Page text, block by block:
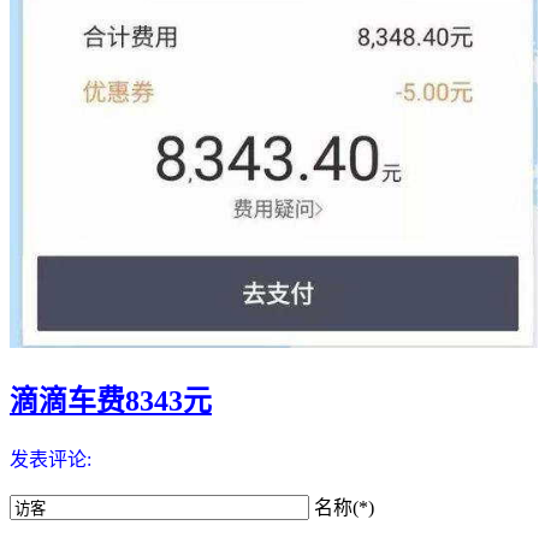
滴滴车费8343元
发表评论:
名称(*)